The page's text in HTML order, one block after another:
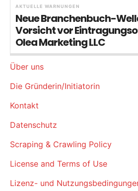
AKTUELLE WARNUNGEN
Neue Branchenbuch-
Vorsicht vor
Olea Marketing LLC
Über uns
Die Gründerin/Initiatorin
Kontakt
Datenschutz
Scraping & Crawling Policy
License and Terms of Use
Lizenz- und